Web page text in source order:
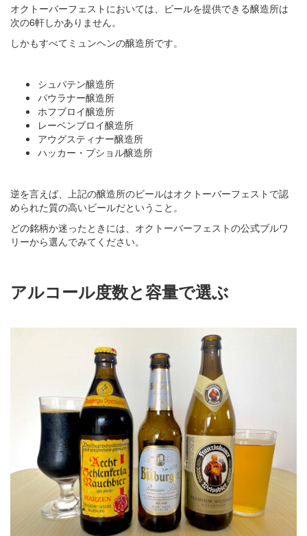
オクトーバーフェストにおいては、ビールを提供できる醸造所は
次の6軒しかありません。
しかもすべてミュンヘンの醸造所です。
シュパテン醸造所
パウラナー醸造所
ホフブロイ醸造所
レーベンブロイ醸造所
アウグスティナー醸造所
ハッカー・プショル醸造所
逆を言えば、上記の醸造所のビールはオクトーバーフェストで認
められた質の高いビールだということ。
どの銘柄か迷ったときには、オクトーバーフェストの公式ブルワ
リーから選んでみてください。
アルコール度数と容量で選ぶ